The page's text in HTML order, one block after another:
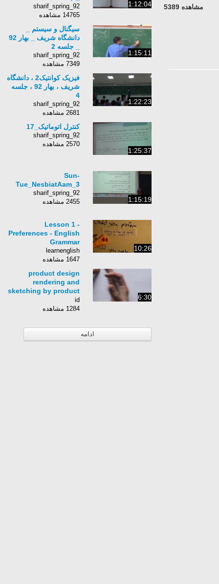
مشاهده 5389 1:12:04
sharif_spring_92
14765 مشاهده
1:15:11
سیگنال و سیستم _
دانشگاه شریف _ بهار 92
_ جلسه 2
sharif_spring_92
7349 مشاهده
1:22:23
فیزیک کوانتیک2 ، دانشگاه
شریف ، بهار 92 ، جلسه
4
sharif_spring_92
2681 مشاهده
1:25:37
کنترل اتوماتیک_17
sharif_spring_92
2570 مشاهده
1:15:19
Sun-
Tue_NesbiatAam_3
sharif_spring_92
2455 مشاهده
10:26
Lesson 1 -
Preferences - English
Grammar
learnenglish
1647 مشاهده
6:30
product design
rendering and
sketching by product
tank
id
1284 مشاهده
ادامه